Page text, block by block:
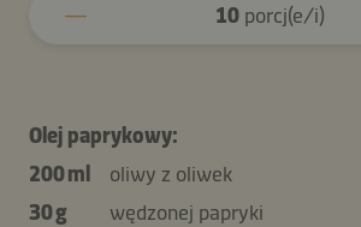
10porcj(e/i)
Olej paprykowy:
200 ml
oliwy z oliwek
30 g
wędzonej papryki